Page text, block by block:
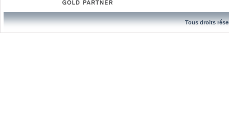
Tous droits